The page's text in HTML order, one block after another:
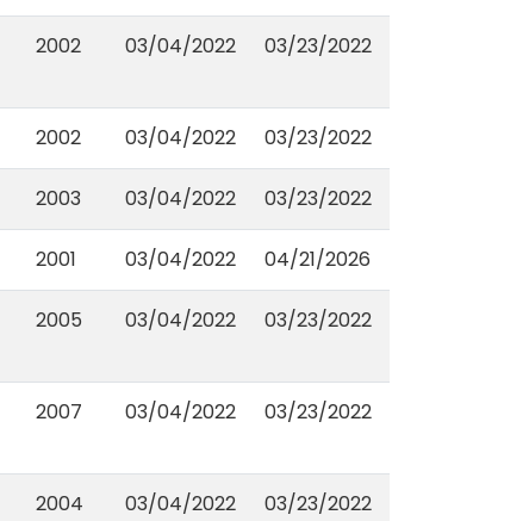
2002 03/04/2022 03/23/2022
2002 03/04/2022 03/23/2022
2003 03/04/2022 03/23/2022
2001 03/04/2022 04/21/2026
2005 03/04/2022 03/23/2022
2007 03/04/2022 03/23/2022
2004 03/04/2022 03/23/2022